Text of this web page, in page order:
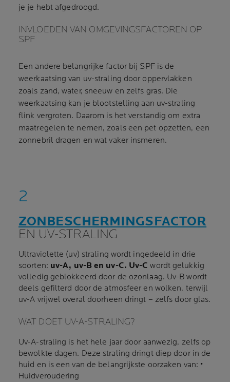
je je hebt afgedroogd.
INVLOEDEN VAN OMGEVINGSFACTOREN OP
SPF
Een andere belangrijke factor bij SPF is de
weerkaatsing van uv-straling door oppervlakken
zoals zand, water, sneeuw en zelfs gras. Die
weerkaatsing kan je blootstelling aan uv-straling
flink vergroten. Daarom is het verstandig om extra
maatregelen te nemen, zoals een pet opzetten, een
zonnebril dragen en wat vaker insmeren.
ZONBESCHERMINGSFACTOR
EN UV-STRALING
Ultraviolette (uv) straling wordt ingedeeld in drie
soorten: uv-A, uv-B en uv-C. Uv-C wordt gelukkig
volledig geblokkeerd door de ozonlaag. Uv-B wordt
deels gefilterd door de atmosfeer en wolken, terwijl
uv-A vrijwel overal doorheen dringt – zelfs door glas.
WAT DOET UV-A-STRALING?
Uv-A-straling is het hele jaar door aanwezig, zelfs op
bewolkte dagen. Deze straling dringt diep door in de
huid en is een van de belangrijkste oorzaken van: •
Huidveroudering